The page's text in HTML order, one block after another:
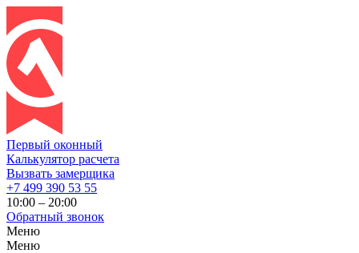
Первый оконный
Калькулятор расчета
Вызвать замерщика
+7 499 390 53 55
10:00 – 20:00
Обратный звонок
Меню
Меню